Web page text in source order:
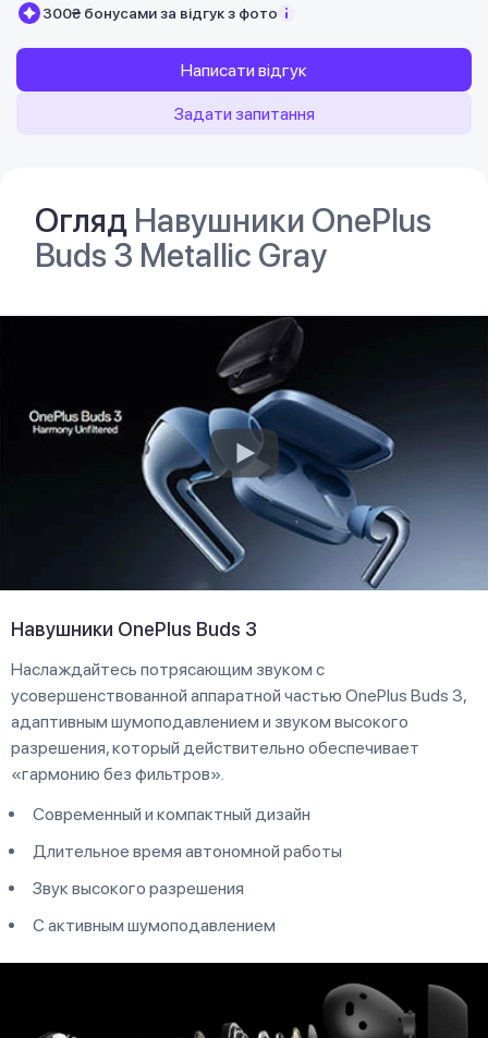
300₴ бонусами за відгук з фото
Написати відгук
Задати запитання
Огляд Навушники OnePlus
Buds 3 Metallic Gray
Навушники OnePlus Buds 3
Наслаждайтесь потрясающим звуком с
усовершенствованной аппаратной частью OnePlus Buds 3,
адаптивным шумоподавлением и звуком высокого
разрешения, который действительно обеспечивает
«гармонию без фильтров».
Современный и компактный дизайн
Длительное время автономной работы
Звук высокого разрешения
С активным шумоподавлением